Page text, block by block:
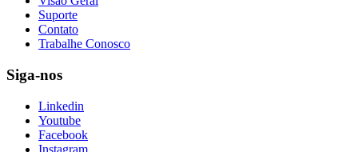
Suporte
Contato
Trabalhe Conosco
Siga-nos
Linkedin
Youtube
Facebook
Instagram